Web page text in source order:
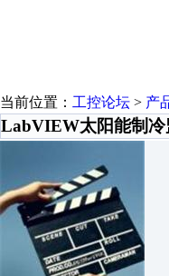
当前位置： 工控论坛 > 产
LabVIEW太阳能制冷